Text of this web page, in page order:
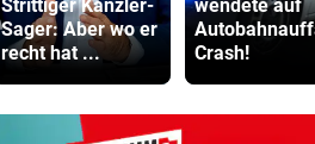
Strittiger Kanzler-
Sager: Aber wo er
recht hat ...
wendete auf
Crash!